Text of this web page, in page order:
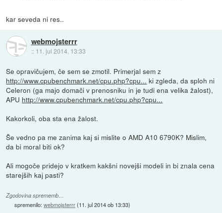
kar seveda ni res..
webmojsterrr
:: 11. jul 2014, 13:33
Se opravičujem, če sem se zmotil. Primerjal sem z
http://www.cpubenchmark.net/cpu.php?cpu... ki zgleda, da sploh ni
Celeron (ga majo domači v prenosniku in je tudi ena velika žalost),
APU http://www.cpubenchmark.net/cpu.php?cpu...
Kakorkoli, oba sta ena žalost.
Še vedno pa me zanima kaj si mislite o AMD A10 6790K? Mislim,
da bi moral biti ok?
Ali mogoče pridejo v kratkem kakšni novejši modeli in bi znala cena
starejših kaj pasti?
Zgodovina sprememb…
spremenilo:webmojsterrr(11. jul 2014 ob 13:33)